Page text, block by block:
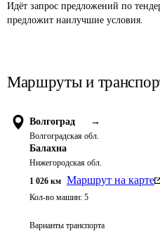
Идёт запрос предложений по
предложит наилучшие условия.
Маршруты и
Волгоград →
Волгоградская обл.
Балахна
Нижегородская обл.
1 026 км Маршрут на карте
Кол-во машин: 5
Варианты транспорта